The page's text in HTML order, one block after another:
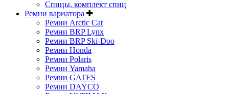
Спицы, комплект спиц
Ремни вариатора
Ремни Arctic Cat
Ремни BRP Lynx
Ремни BRP Ski-Doo
Ремни Honda
Ремни Polaris
Ремни Yamaha
Ремни GATES
Ремни DAYCO